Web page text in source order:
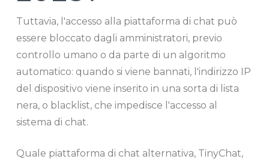
Tuttavia, l'accesso alla piattaforma di chat può
essere bloccato dagli amministratori, previo
controllo umano o da parte di un algoritmo
automatico: quando si viene bannati, l'indirizzo IP
del dispositivo viene inserito in una sorta di lista
nera, o blacklist, che impedisce l'accesso al
sistema di chat.
Quale piattaforma di chat alternativa, TinyChat,